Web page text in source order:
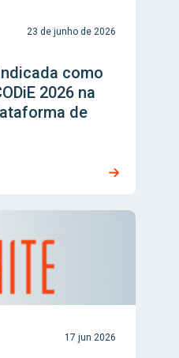
23 de junho de 2026
como
2026 na
de
17 jun 2026